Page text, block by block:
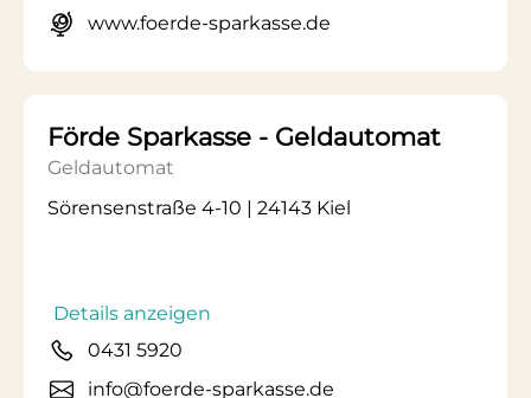
www.foerde-sparkasse.de
Förde Sparkasse - Geldautomat
Geldautomat
Sörensenstraße 4-10 | 24143 Kiel
Details anzeigen
0431 5920
info@foerde-sparkasse.de